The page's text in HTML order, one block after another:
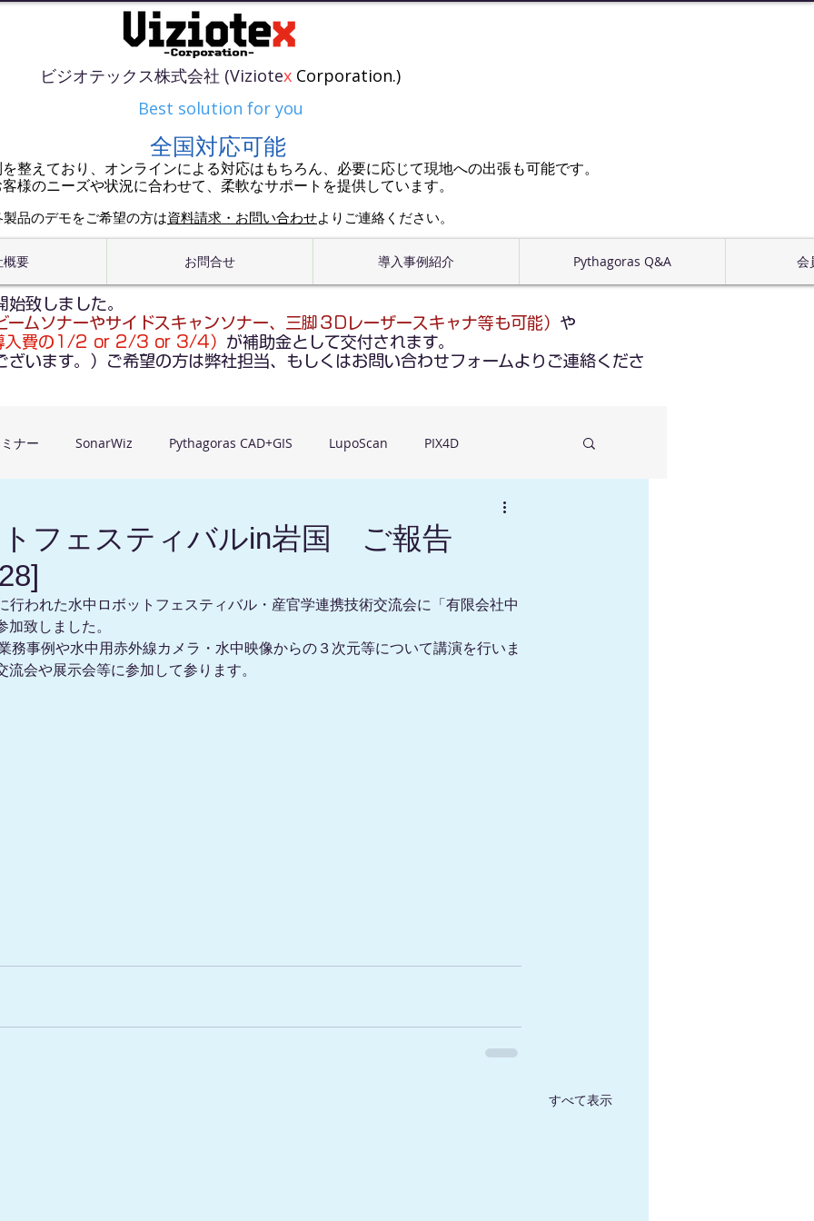
ビジオテックス株式会社 (Viziotex Corporation.)
Best solution for you
全国対応可能
整えており、オンラインによる対応はもちろん、必要に応じて現地への出張も可能です。
様のニーズや状況に合わせて、柔軟なサポートを提供しています。
製品のデモをご希望の方は資料請求・お問い合わせよりご連絡ください。
概要 お問合せ 導入事例紹介 Pythagoras Q&A 会
致しました。
ームソナーやサイドスキャンソナー、三脚３Dレーザースキャナ等も可能） や
入費の1/2 or 2/3 or 3/4） が補助金として交付されます。
います。）ご希望の方は弊社担当、もしくはお問い合わせフォームよりご連絡くださ
ナー SonarWiz Pythagoras CAD+GIS LupoScan PIX4D
フェスティバルin岩国 ご報告
行われた水中ロボットフェスティバル・産官学連携技術交流会に「有限会社中
致しました。
務事例や水中用赤外線カメラ・水中映像からの３次元等について講演を行いま
会や展示会等に参加して参ります。
すべて表示